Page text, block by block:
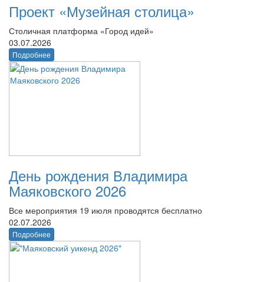
Проект «Музейная столица»
Столичная платформа «Город идей»
03.07.2026
Подробнее
День рождения Владимира
Маяковского 2026
Все мероприятия 19 июля проводятся бесплатно
02.07.2026
Подробнее